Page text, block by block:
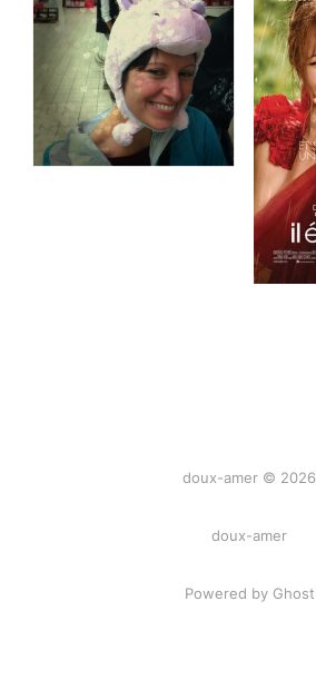
doux-amer © 2026
doux-amer
Powered by Ghost